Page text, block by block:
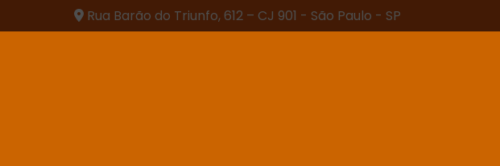
Rua Barão do Triunfo, 612 – CJ 901 - São Paulo - SP